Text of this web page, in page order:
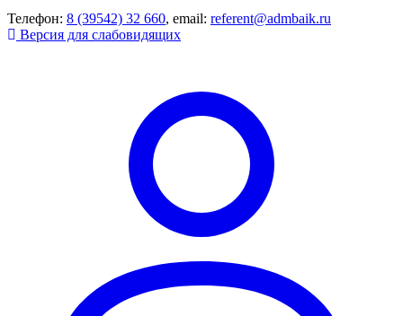
Телефон: 8 (39542) 32 660, email: referent@admbaik.ru
Версия для слабовидящих